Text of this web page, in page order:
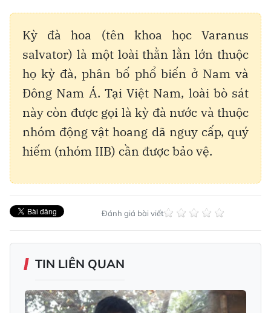
Kỳ đà hoa (tên khoa học Varanus
salvator) là một loài thằn lằn lớn thuộc
họ kỳ đà, phân bố phổ biến ở Nam và
Đông Nam Á. Tại Việt Nam, loài bò sát
này còn được gọi là kỳ đà nước và thuộc
nhóm động vật hoang dã nguy cấp, quý
hiếm (nhóm IIB) cần được bảo vệ.
Đánh giá bài viết
TIN LIÊN QUAN